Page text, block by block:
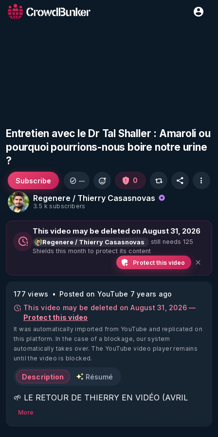
Entretien avec le Dr Tal Shaller : Amaroli ou
pourquoi pourrions-nous boire notre urine
?
Regenere / Thierry Casasnovas
3.5 k subscribers
Subscribe — 0
This video may be deleted on August 31, 2026
Regenere / Thierry Casasnovas
still needs 125
Shields this month to protect its content
Protect this video
177 views
Posted on YouTube 7 years ago
This video may be deleted on August 31, 2026 —
Protect this video
It was automatically imported from YouTube and replicated on
this platform. In the case of a blockage, our system
automatically takes over. The YouTube video player remains
until the video is blocked.
Description Résumé
🌱 LE RETOUR DE THIERRY EN VIDÉO (AVRIL
2022)!
More